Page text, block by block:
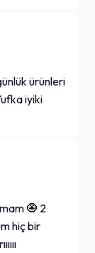
ürünleri
iyiki
🧿 2
hiç bir